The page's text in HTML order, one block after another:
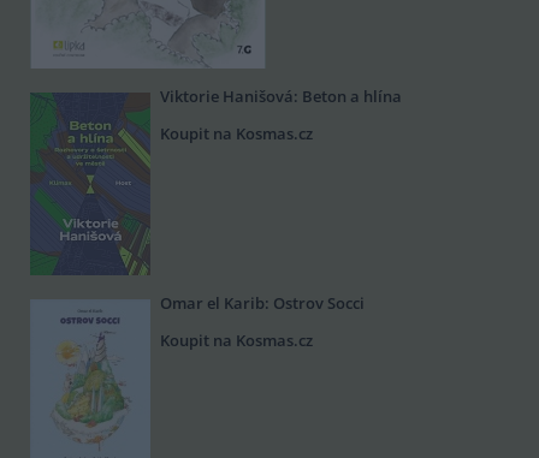
Viktorie Hanišová: Beton a hlína
Koupit na Kosmas.cz
Omar el Karib: Ostrov Socci
Koupit na Kosmas.cz